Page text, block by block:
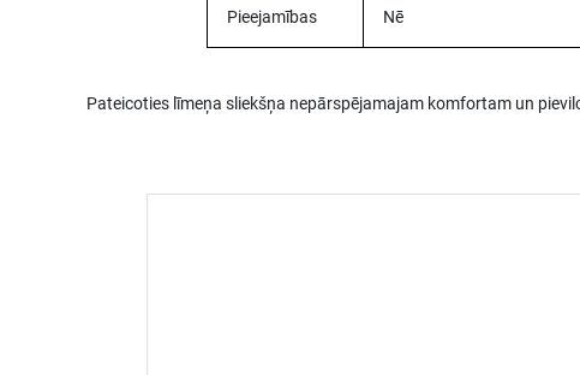
Pieejamības Nē
Pateicoties līmeņa sliekšņa nepārspējamajam komfortam un